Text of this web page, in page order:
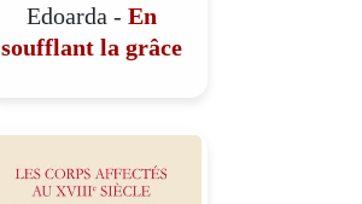
Edoarda - En
soufflant la grâce